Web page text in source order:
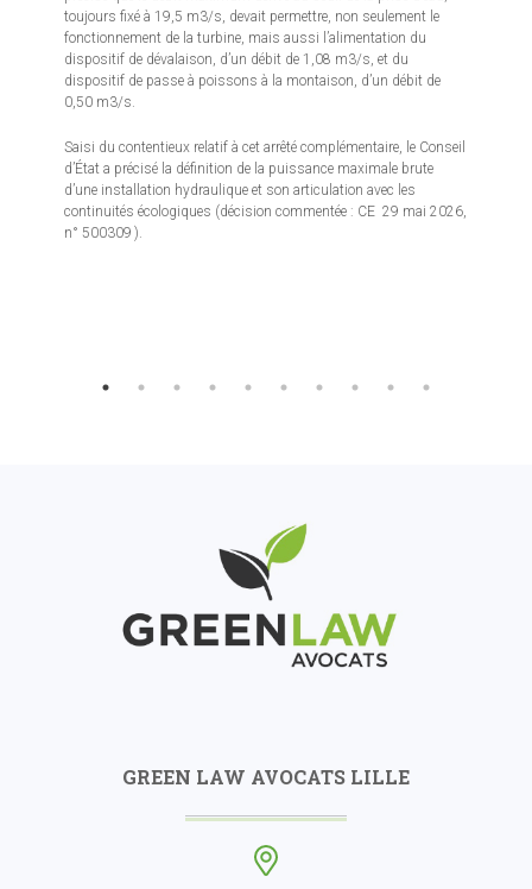
toujours fixé à 19,5 m3/s, devait permettre, non seulement le
fonctionnement de la turbine, mais aussi l’alimentation du
dispositif de dévalaison, d’un débit de 1,08 m3/s, et du
dispositif de passe à poissons à la montaison, d’un débit de
0,50 m3/s.
Saisi du contentieux relatif à cet arrêté complémentaire, le Conseil
d’État a précisé la définition de la puissance maximale brute
d’une installation hydraulique et son articulation avec les
continuités écologiques (décision commentée : CE 29 mai 2026,
n° 500309 ).
GREEN LAW AVOCATS LILLE